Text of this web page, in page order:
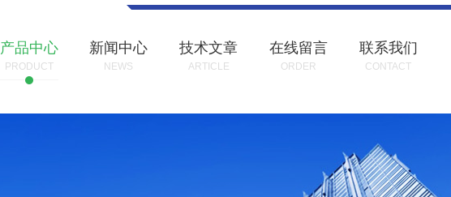
产品中心
PRODUCT
新闻中心
NEWS
技术文章
ARTICLE
在线留言
ORDER
联系我们
CONTACT